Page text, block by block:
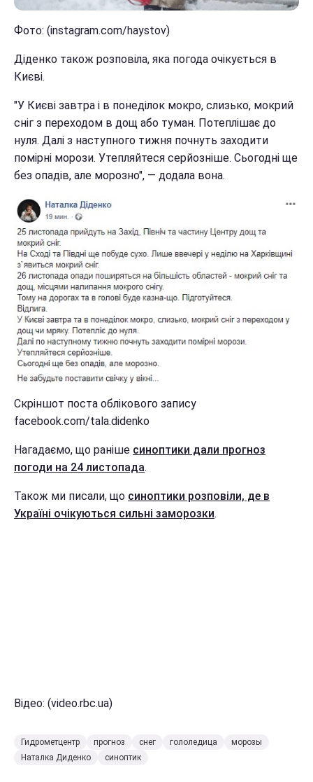
Фото: (instagram.com/haystov)
Діденко також розповіла, яка погода очікується в
Києві.
"У Києві завтра і в понеділок мокро, слизько, мокрий
сніг з переходом в дощ або туман. Потеплішає до
нуля. Далі з наступного тижня почнуть заходити
помірні морози. Утепляйтеся серйозніше. Сьогодні ще
без опадів, але морозно", — додала вона.
Скріншот поста облікового запису
facebook.com/tala.didenko
Нагадаємо, що раніше синоптики дали прогноз
погоди на 24 листопада.
Також ми писали, що синоптики розповіли, де в
Україні очікуються сильні заморозки.
Відео: (video.rbc.ua)
Гидрометцентр прогноз снег гололедица
морозы
Наталка Диденко
синоптик